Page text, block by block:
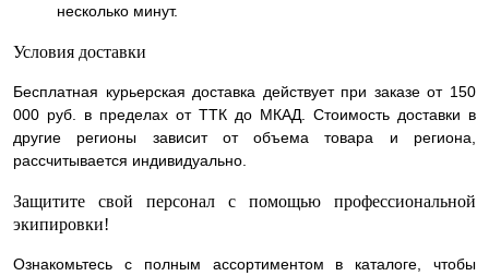
несколько минут.
Условия доставки
Бесплатная курьерская доставка действует при заказе от 150
000 руб. в пределах от ТТК до МКАД. Стоимость доставки в
другие регионы зависит от объема товара и региона,
рассчитывается индивидуально.
Защитите свой персонал с помощью профессиональной
экипировки!
Ознакомьтесь с полным ассортиментом в каталоге, чтобы